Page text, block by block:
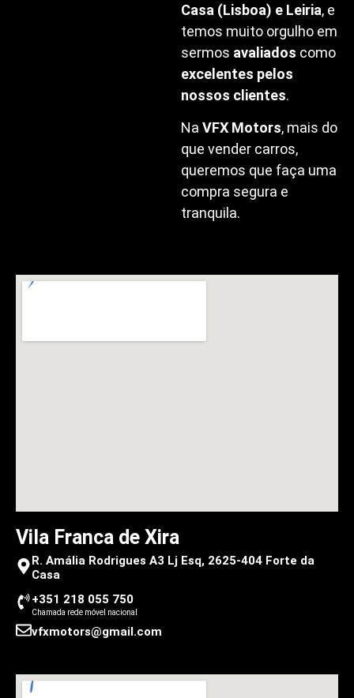
Casa (Lisboa) e Leiria, e
temos muito orgulho em
sermos avaliados como
excelentes pelos
nossos clientes.
NaVFX Motors, mais do
que vender carros,
queremos que faça uma
compra segura e
tranquila.
Vila Franca de Xira
R. Amália Rodrigues A3 Lj Esq, 2625-404 Forte da
Casa
+351 218 055 750
Chamada rede móvel nacional
vfxmotors@gmail.com